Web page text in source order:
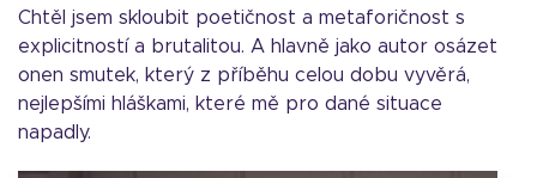
Chtěl jsem skloubit poetičnost a metaforičnost s
explicitností a brutalitou. A hlavně jako autor osázet
onen smutek, který z příběhu celou dobu vyvěrá,
nejlepšími hláškami, které mě pro dané situace
napadly.